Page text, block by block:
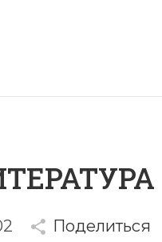
Поделиться